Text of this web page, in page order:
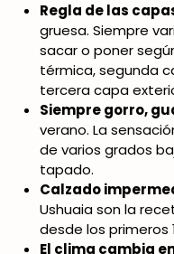
Regla de las
gruesa. Siempre
sacar o poner
térmica, segunda
tercera capa
Siempre gorro,
verano. La
de varios grados
tapado.
Calzado
Ushuaia son la
desde los primeros
El clima cambia